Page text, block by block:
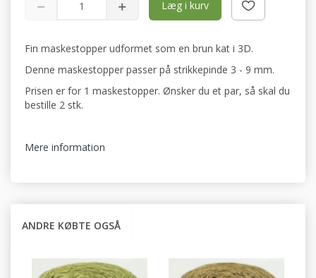
Læg i kurv
Fin maskestopper udformet som en brun kat i 3D.
Denne maskestopper passer på strikkepinde 3 - 9 mm.
Prisen er for 1 maskestopper. Ønsker du et par, så skal du
bestille 2 stk.
Mere information
ANDRE KØBTE OGSÅ